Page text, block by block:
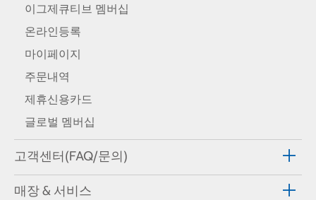
이그제큐티브 멤버십
온라인등록
마이페이지
주문내역
제휴신용카드
글로벌 멤버십
고객센터(FAQ/문의)
매장 & 서비스